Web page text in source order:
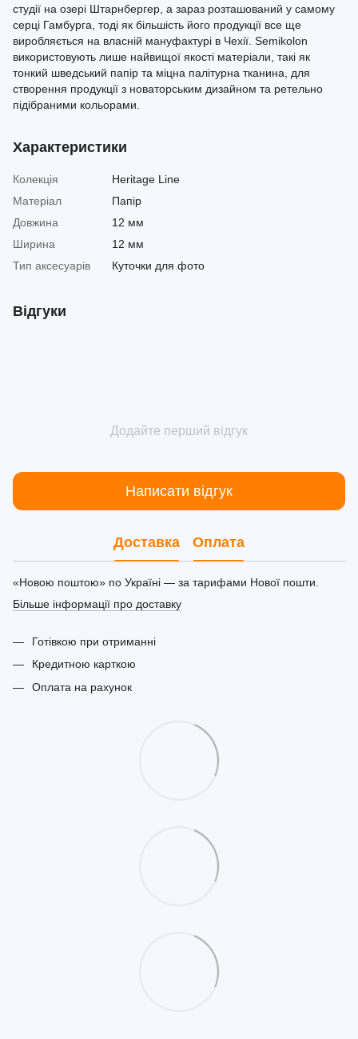
студії на озері Штарнбергер, а зараз розташований у самому
серці Гамбурга, тоді як більшість його продукції все ще
виробляється на власній мануфактурі в Чехії. Semikolon
використовують лише найвищої якості матеріали, такі як
тонкий шведський папір та міцна палітурна тканина, для
створення продукції з новаторським дизайном та ретельно
підібраними кольорами.
Характеристики
Колекція
Heritage Line
Матеріал
Папір
Довжина
12 мм
Ширина
12 мм
Тип аксесуарів
Куточки для фото
Відгуки
Додайте перший відгук
Написати відгук
Доставка Оплата
«Новою поштою» по Україні — за тарифами Нової пошти.
Більше інформації про доставку
Готівкою при отриманні
Кредитною карткою
Оплата на рахунок